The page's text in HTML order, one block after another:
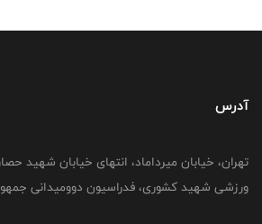
آدرس
تهران، خیابان میرداماد، انتهای خیابان شهید
ورزشی شهید کشوری، فدراسیون دوومیدانی